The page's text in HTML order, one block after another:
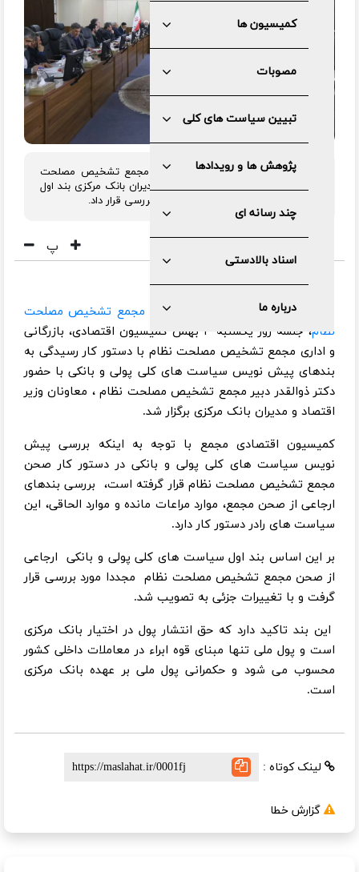
کمیسیون ها
مصوبات
تبیین سیاست های کلی
پژوهش ها و رویدادها
چند رسانه ای
اسناد بالادستی
درباره ما
کمیسیون اقتصادی، بازرگانی و اداری مجمع تشخیص مصلحت
نظام با حضور معاونان وزیر اقتصاد و مدیران بانک مرکزی بند اول
سیاست های کلی پولی و بانکی را مورد بررسی قرار داد.
پ
به گزارش مرکز رسانه و روابط عمومی مجمع تشخیص مصلحت
نظام
، جلسه روز یکشنبه ۴ بهمن کمیسیون اقتصادی، بازرگانی
و اداری مجمع تشخیص مصلحت نظام با دستور کار رسیدگی به
بندهای پیش نویس سیاست های کلی پولی و بانکی با حضور
دکتر ذوالقدر دبیر مجمع تشخیص مصلحت نظام ، معاونان وزیر
اقتصاد و مدیران بانک مرکزی برگزار شد.
کمیسیون اقتصادی مجمع با توجه به اینکه بررسی پیش
نویس سیاست های کلی پولی و بانکی در دستور کار صحن
مجمع تشخیص مصلحت نظام قرار گرفته است، بررسی بندهای
ارجاعی از صحن مجمع، موارد مراعات مانده و موارد الحاقی، این
سیاست های رادر دستور کار دارد.
بر این اساس بند اول سیاست های کلی پولی و بانکی ارجاعی
از صحن مجمع تشخیص مصلحت نظام مجددا مورد بررسی قرار
گرفت و با تغییرات جزئی به تصویب شد.
این بند تاکید دارد که حق انتشار پول در اختیار بانک مرکزی
است و پول ملی تنها مبنای قوه ابراء در معاملات داخلی کشور
محسوب می شود و حکمرانی پول ملی بر عهده بانک مرکزی
است.
لینک کوتاه :
گزارش خطا